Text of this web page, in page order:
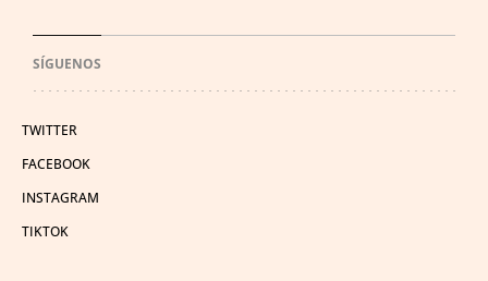
SÍGUENOS
TWITTER
FACEBOOK
INSTAGRAM
TIKTOK